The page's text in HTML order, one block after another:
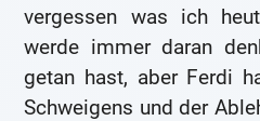
vergessen was ich
werde immer daran
getan hast, aber Ferdi
Schweigens und der